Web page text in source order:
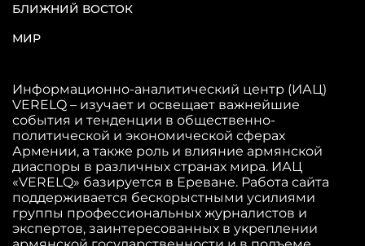
БЛИЖНИЙ ВОСТОК
МИР
Информационно-аналитический центр (ИАЦ)
VERELQ – изучает и освещает важнейшие
события и тенденции в общественно-
политической и экономической сферах
Армении, а также роль и влияние армянской
диаспоры в различных странах мира. ИАЦ
«VERELQ» базируется в Ереване. Работа сайта
поддерживается бескорыстными усилиями
группы профессиональных журналистов и
экспертов, заинтересованных в укреплении